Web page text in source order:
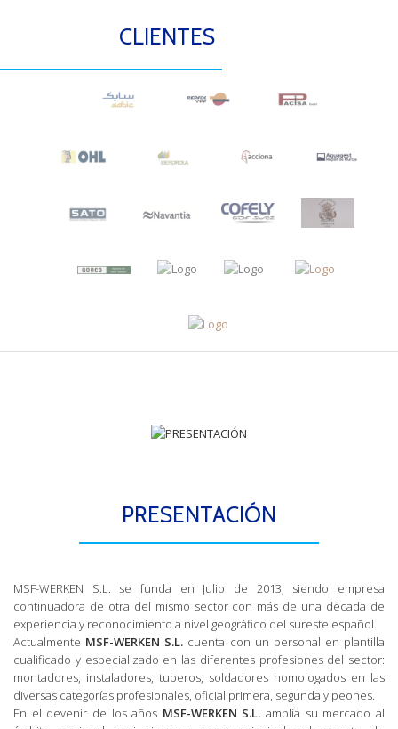
CLIENTES
PRESENTACIÓN
MSF-WERKEN S.L. se funda en Julio de 2013, siendo empresa
continuadora de otra del mismo sector con más de una década de
experiencia y reconocimiento a nivel geográfico del sureste español.
Actualmente MSF-WERKEN S.L. cuenta con un personal en plantilla
cualificado y especializado en las diferentes profesiones del sector:
montadores, instaladores, tuberos, soldadores homologados en las
diversas categorías profesionales, oficial primera, segunda y peones.
En el devenir de los años MSF-WERKEN S.L.amplía su mercado al